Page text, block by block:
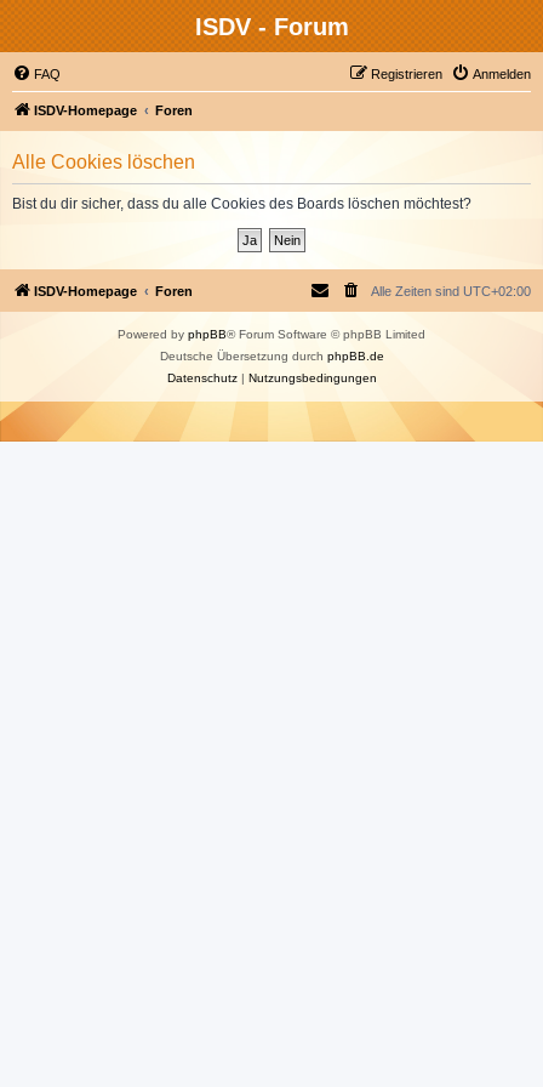
ISDV - Forum
FAQ Anmelden
Registrieren
ISDV-Homepage Foren
Alle Cookies löschen
Bist du dir sicher, dass du alle Cookies des Boards löschen möchtest?
ISDV-Homepage Foren Alle Zeiten sind UTC+02:00
Powered by phpBB® Forum Software © phpBB Limited
Deutsche Übersetzung durch phpBB.de
Datenschutz| Nutzungsbedingungen